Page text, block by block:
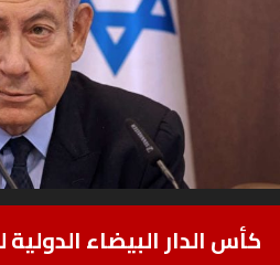
كأس الدار البيضاء